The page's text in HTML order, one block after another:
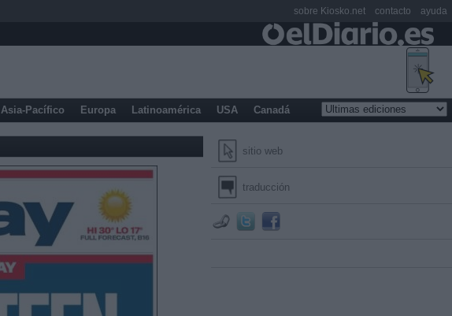
Asia-Pacífico Europa Latinoamérica USA Canadá
sitio web
traducción
sobre Kiosko.net contacto ayuda